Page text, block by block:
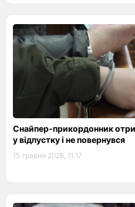
Снайпер-прикордонник
у відпустку і не повернувся
15 травня 2026, 11:17